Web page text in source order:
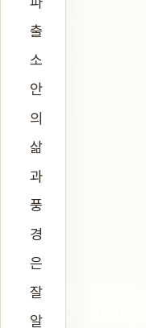
출
소
안
의
삶
과
풍
경
은
잘
알